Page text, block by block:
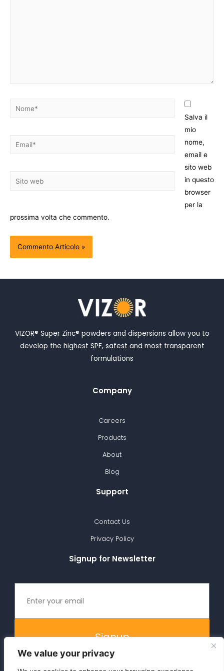
We value your privacy
Salva il
mio
nome,
email e
sito web
in questo
browser
per la
prossima volta che commento.
VIZOR® Super Zinc® powders and dispersions allow you to
develop the highest SPF, safest and most transparent
formulations
Company
Careers
Products
About
Blog
Support
Contact Us
Privacy Policy
Signup for Newsletter
Signup